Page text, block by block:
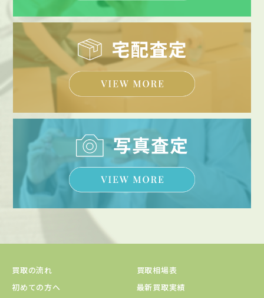
買取の流れ
買取相場表
初めての方へ
最新買取実績